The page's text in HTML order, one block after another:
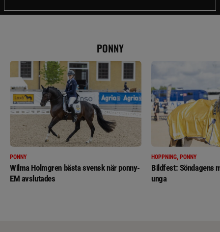
PONNY
PONNY
Wilma Holmgren bästa svensk när ponny-
EM avslutades
HOPPNING, PONNY
Bildfest: Söndagens
unga